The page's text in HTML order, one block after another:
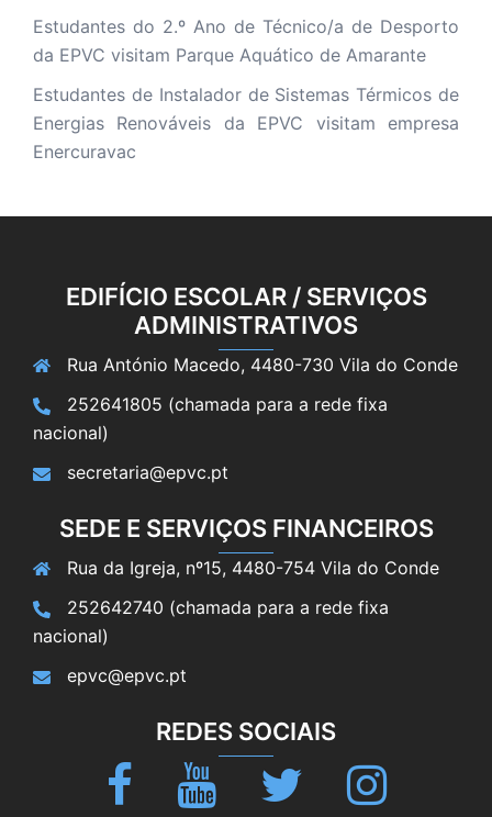
Estudantes do 2.º Ano de Técnico/a de Desporto
da EPVC visitam Parque Aquático de Amarante
Estudantes de Instalador de Sistemas Térmicos de
Energias Renováveis da EPVC visitam empresa
Enercuravac
EDIFÍCIO ESCOLAR / SERVIÇOS
ADMINISTRATIVOS
Rua António Macedo, 4480-730 Vila do Conde
252641805 (chamada para a rede fixa
nacional)
secretaria@epvc.pt
SEDE E SERVIÇOS FINANCEIROS
Rua da Igreja, nº15, 4480-754 Vila do Conde
252642740 (chamada para a rede fixa
nacional)
epvc@epvc.pt
REDES SOCIAIS
Facebook Youtube Twitter Instagram